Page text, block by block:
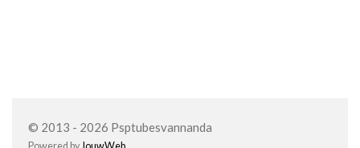
© 2013 - 2026 Psptubesvannanda